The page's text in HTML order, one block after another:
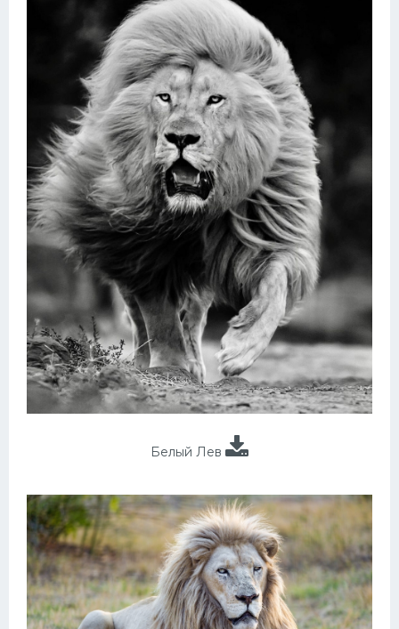
Белый Лев